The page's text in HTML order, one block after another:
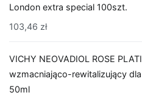
London extra special 100szt.
103,46 zł
VICHY NEOVADIOL ROSE
wzmacniająco-rewitalizujący
50ml